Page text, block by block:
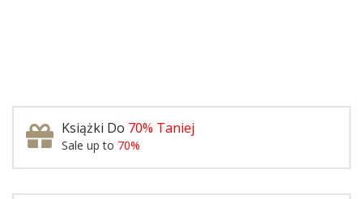
Książki Do 70% Taniej
Sale up to 70%